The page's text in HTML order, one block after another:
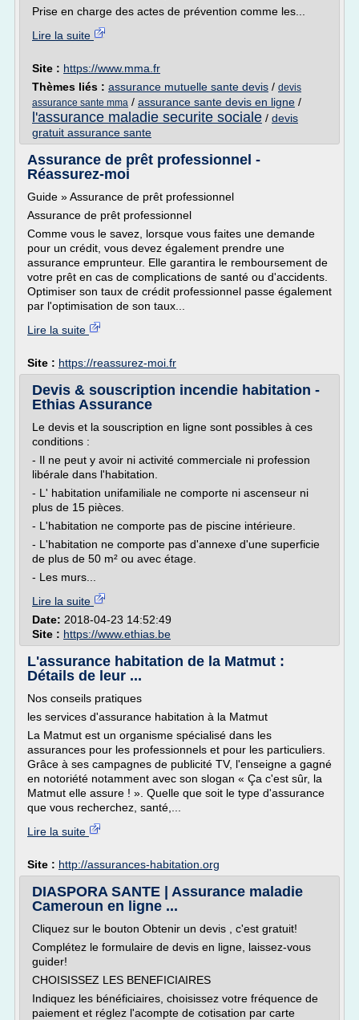
Prise en charge des actes de prévention comme les...
Lire la suite
Site : https://www.mma.fr
Thèmes liés : assurance mutuelle sante devis / devis
assurance sante mma / assurance sante devis en ligne /
l'assurance maladie securite sociale / devis
gratuit assurance sante
Assurance de prêt professionnel -
Réassurez-moi
Guide » Assurance de prêt professionnel
Assurance de prêt professionnel
Comme vous le savez, lorsque vous faites une demande
pour un crédit, vous devez également prendre une
assurance emprunteur. Elle garantira le remboursement de
votre prêt en cas de complications de santé ou d'accidents.
Optimiser son taux de crédit professionnel passe également
par l'optimisation de son taux...
Lire la suite
Site : https://reassurez-moi.fr
Devis & souscription incendie habitation -
Ethias Assurance
Le devis et la souscription en ligne sont possibles à ces
conditions :
- Il ne peut y avoir ni activité commerciale ni profession
libérale dans l'habitation.
- L' habitation unifamiliale ne comporte ni ascenseur ni
plus de 15 pièces.
- L'habitation ne comporte pas de piscine intérieure.
- L'habitation ne comporte pas d'annexe d'une superficie
de plus de 50 m² ou avec étage.
- Les murs...
Lire la suite
Date: 2018-04-23 14:52:49
Site : https://www.ethias.be
L'assurance habitation de la Matmut :
Détails de leur ...
Nos conseils pratiques
les services d'assurance habitation à la Matmut
La Matmut est un organisme spécialisé dans les
assurances pour les professionnels et pour les particuliers.
Grâce à ses campagnes de publicité TV, l'enseigne a gagné
en notoriété notamment avec son slogan « Ça c'est sûr, la
Matmut elle assure ! ». Quelle que soit le type d'assurance
que vous recherchez, santé,...
Lire la suite
Site : http://assurances-habitation.org
DIASPORA SANTE | Assurance maladie
Cameroun en ligne ...
Cliquez sur le bouton Obtenir un devis , c'est gratuit!
Complétez le formulaire de devis en ligne, laissez-vous
guider!
CHOISISSEZ LES BENEFICIAIRES
Indiquez les bénéficiaires, choisissez votre fréquence de
paiement et réglez l'acompte de cotisation par carte